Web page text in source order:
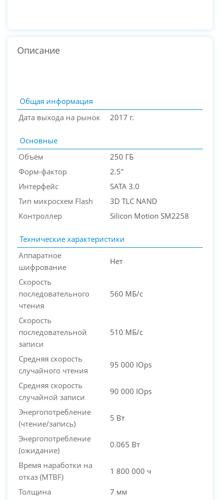
PC-Arena на карте Москвы — Яндекс Карты
Описание
Общая информация
Дата выхода на рынок
2017 г.
Основные
Объём
250 ГБ
Форм-фактор
2.5"
Интерфейс
SATA 3.0
Тип микросхем Flash
3D TLC NAND
Контроллер
Silicon Motion SM2258
Технические характеристики
Аппаратное
шифрование
Нет
Скорость
последовательного
чтения
560 МБ/с
Скорость
последовательной
записи
510 МБ/с
Средняя скорость
случайного чтения
95 000 IOps
Средняя скорость
случайной записи
90 000 IOps
Энергопотребление
(чтение/запись)
5 Вт
Энергопотребление
(ожидание)
0.065 Вт
Время наработки на
отказ (МТBF)
1 800 000 ч
Толщина 7 мм